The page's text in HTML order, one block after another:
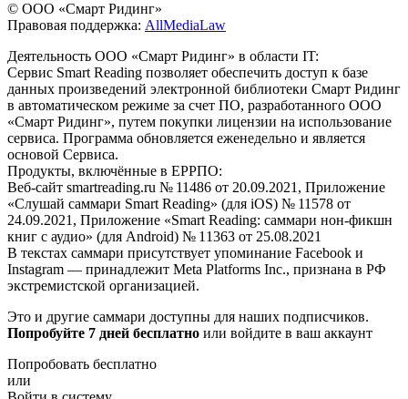
© ООО «Смарт Ридинг»
Правовая поддержка: AllMediaLaw
Деятельность ООО «Смарт Ридинг» в области IT:
Сервис Smart Reading позволяет обеспечить доступ к базе
данных произведений электронной библиотеки Смарт Ридинг
в автоматическом режиме за счет ПО, разработанного ООО
«Смарт Ридинг», путем покупки лицензии на использование
сервиса. Программа обновляется еженедельно и является
основой Сервиса.
Продукты, включённые в ЕРРПО:
Веб-сайт smartreading.ru № 11486 от 20.09.2021, Приложение
«Слушай саммари Smart Reading» (для iOS) № 11578 от
24.09.2021, Приложение «Smart Reading: саммари нон-фикшн
книг с аудио» (для Android) № 11363 от 25.08.2021
В текстах саммари присутствует упоминание Facebook и
Instagram — принадлежит Meta Platforms Inc., признана в РФ
экстремистской организацией.
Это и другие саммари доступны для наших подписчиков.
Попробуйте 7 дней бесплатно или войдите в ваш аккаунт
Попробовать бесплатно
или